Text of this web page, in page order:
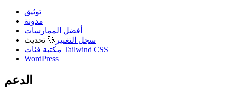
توثيق
مدونة
أفضل الممارسات
سجل التغيير 🚀 تحديث
مكتبة فئات Tailwind CSS
WordPress
الدعم